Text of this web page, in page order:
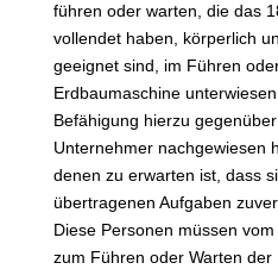
führen oder warten, die das
vollendet haben, körperlich
geeignet sind, im Führen
Erdbaumaschine
Befähigung hierzu
Unternehmer nachgewiesen
denen zu erwarten ist, dass
übertragenen Aufgaben
Diese Personen müssen
zum Führen oder Warten der